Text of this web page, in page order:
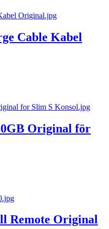
Cable Kabel
Original för
Remote Original